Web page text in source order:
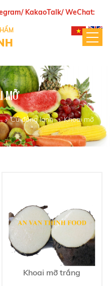
KakaoTalk/ WeChat:
MỠ
Củ đông lạnh Khoai mỡ
Khoai mỡ trắng